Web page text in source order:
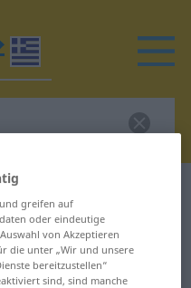
Übersetzung
greifen auf
oder eindeutige
von Akzeptieren
die unter „Wir und unsere
bereitzustellen“
sind, sind manche